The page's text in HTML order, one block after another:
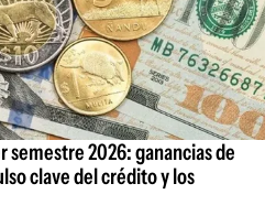
semestre 2026: ganancias de
clave del crédito y los